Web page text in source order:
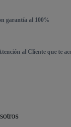
garantía al 100%
al Cliente que te